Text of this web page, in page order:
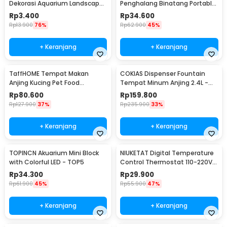
Dekorasi Aquarium Landscape
Ornament 10g Love Grass -
H0027
Rp3.400
Rp13.900 76%
+ Keranjang
Penghalang Binatang Portable
Pet Mesh Fence - TV1
Rp34.600
Rp62.900 45%
+ Keranjang
TaffHOME Tempat Makan
Anjing Kucing Pet Food
Dispenser - PET0640
Rp80.600
Rp127.900 37%
+ Keranjang
COKIAS Dispenser Fountain
Tempat Minum Anjing 2.4L -
DR008
Rp159.800
Rp235.900 33%
+ Keranjang
TOPINCN Akuarium Mini Block
with Colorful LED - TOP5
Rp34.300
Rp61.900 45%
+ Keranjang
NIUKETAT Digital Temperature
Control Thermostat 110-220V
Sensor - W3230
Rp29.900
Rp55.900 47%
+ Keranjang